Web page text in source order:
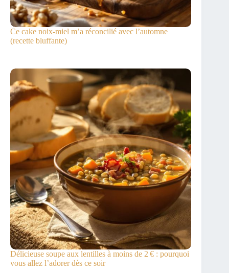
Ce cake noix-miel m’a réconcilié avec l’automne
(recette bluffante)
Délicieuse soupe aux lentilles à moins de 2 € : pourquoi
vous allez l’adorer dès ce soir